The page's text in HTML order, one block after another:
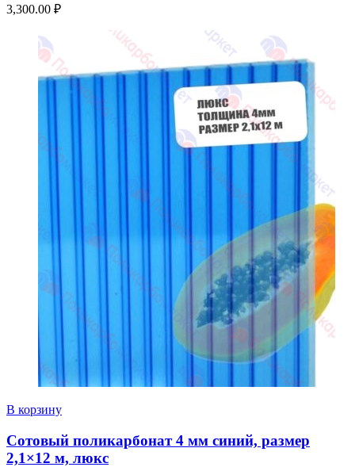
3,300.00 ₽
В корзину
Сотовый поликарбонат 4 мм синий, размер
2,1×12 м, люкс